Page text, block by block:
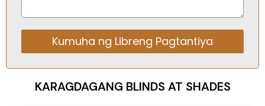
Kumuha ng Libreng Pagtantiya
KARAGDAGANG BLINDS AT SHADES